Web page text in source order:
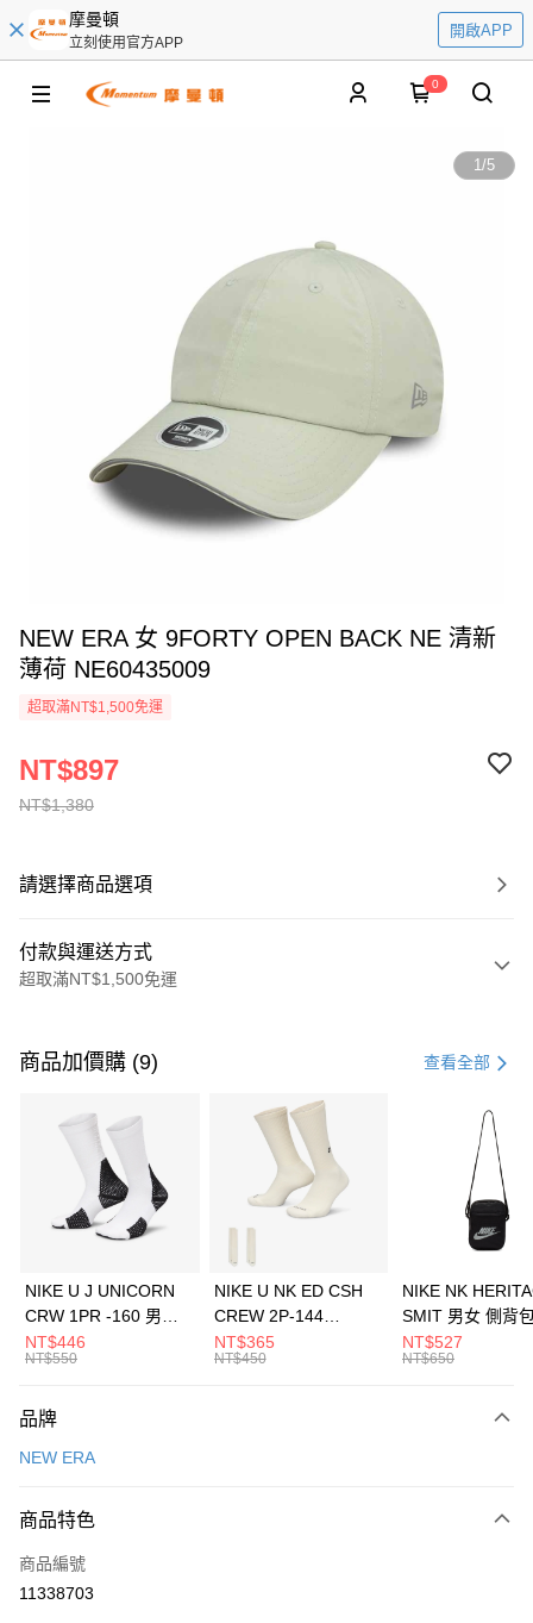
摩曼頓
立刻使用官方APP
開啟APP
0
1/5
NEW ERA 女 9FORTY OPEN BACK NE 清新
薄荷 NE60435009
超取滿NT$1,500免運
NT$1,380
NT$897
請選擇商品選項
付款與運送方式
超取滿NT$1,500免運
信用卡一次付款
3 期 0 利率 每期 21家銀行
合作金庫商業銀行
第一商業銀行
華南商業銀行
彰化商業銀行
上海商業儲蓄銀行
元大商業銀行
台灣樂天信用卡公司
Apple Pay
全盈+PAY
AFTEE先享後付
【關於「AFTEE先享後付」】
便利好安心！
３．安心：先確認商品／服務後，再付款。
【「AFTEE先享後付」結帳流程】
１．於結帳方式選擇「AFTEE先享後付」後，將跳轉至「AFTEE先享後付」
運送方式
每筆NT$100，滿NT$1,500(含以上)免運費
宅配
每筆NT$100，滿NT$1,500(含以上)免運費
商品加價購 (9) 查看全部
NIKE U J UNICORN
CRW 1PR -160 男女
中統襪 FZ3393100
NT$446
NT$550
NIKE U NK ED CSH
CREW 2P-144
EMBRDY 男女 短統襪
FZ3073133
NT$365
NT$450
NIKE NK
SMIT 男女 側背
BA5871010
NT$527
NT$650
品牌
NEW ERA
商品特色
商品編號
11338703